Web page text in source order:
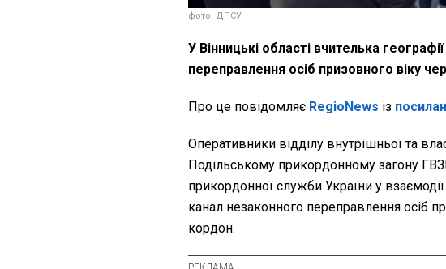
фото: ДПСУ
У Вінницькі області вчителька
переправлення осіб призовного віку
Про це повідомляє RegioNews із
Оперативники відділу внутрішньої та
Подільському прикордонному загону
прикордонної служби України у
канал незаконного переправлення осіб
кордон.